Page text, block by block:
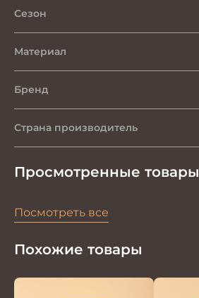
Сезон
Материал
Бренд
Страна производитель
Просмотренные товары
Посмотреть все
Похожие товары